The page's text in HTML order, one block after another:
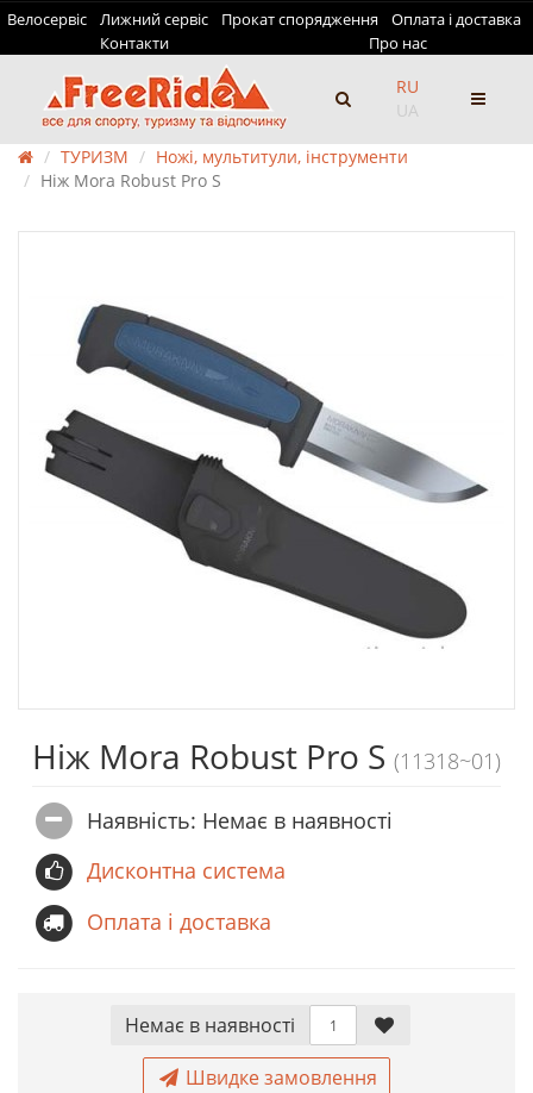
Велосервіс Лижний сервіс Прокат спорядження
Оплата і доставка
Контакти
Про нас
RU
UA
ТУРИЗМ
Ножі, мультитули, інструменти
Ніж Mora Robust Pro S
Ніж Mora Robust Pro S (11318~01)
Наявність: Немає в наявностi
Дисконтна система
Оплата і доставка
Немає в наявностi
Швидке замовлення